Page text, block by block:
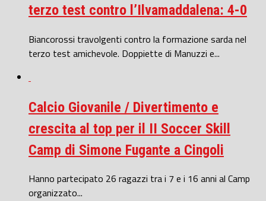
terzo test contro l’Ilvamaddalena: 4-0
Biancorossi travolgenti contro la formazione sarda nel
terzo test amichevole. Doppiette di Manuzzi e...
Calcio Giovanile / Divertimento e
crescita al top per il II Soccer Skill
Camp di Simone Fugante a Cingoli
Hanno partecipato 26 ragazzi tra i 7 e i 16 anni al Camp
organizzato...